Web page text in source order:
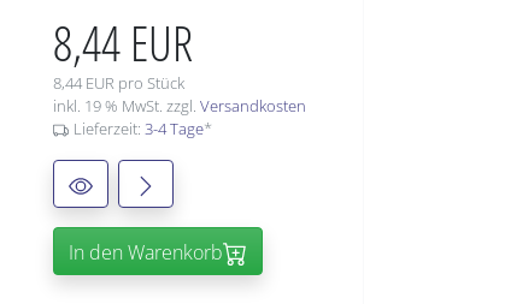
8,44 EUR
8,44 EUR pro Stück
inkl. 19 % MwSt. zzgl. Versandkosten
Lieferzeit: 3-4 Tage*
In den Warenkorb